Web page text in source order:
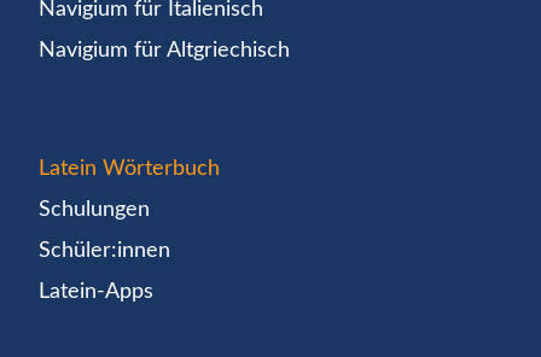
Navigium für Italienisch
Navigium für Altgriechisch
Latein Wörterbuch
Schulungen
Schüler:innen
Latein-Apps